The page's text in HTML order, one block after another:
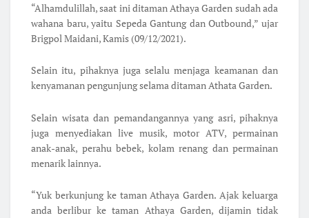
“Alhamdulillah, saat ini ditaman Athaya Garden sudah ada
wahana baru, yaitu Sepeda Gantung dan Outbound,” ujar
Brigpol Maidani, Kamis (09/12/2021).
Selain itu, pihaknya juga selalu menjaga keamanan dan
kenyamanan pengunjung selama ditaman Athata Garden.
Selain wisata dan pemandangannya yang asri, pihaknya
juga menyediakan live musik, motor ATV, permainan
anak-anak, perahu bebek, kolam renang dan permainan
menarik lainnya.
“Yuk berkunjung ke taman Athaya Garden. Ajak keluarga
anda berlibur ke taman Athaya Garden, dijamin tidak